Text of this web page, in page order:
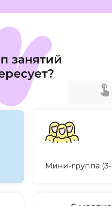
занятий
Мини-группа (3-